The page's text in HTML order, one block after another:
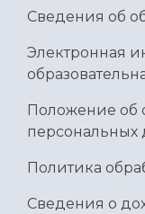
Умный дом
Сведения об
Официальные
Сведения об
Электронная
Положение об
персональных
Политика
Сведения о